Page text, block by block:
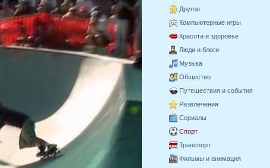
Другое
Компьютерные игры
Красота и здоровье
Люди и блоги
Музыка
Общество
Путешествия и события
Развлечения
Сериалы
Спорт
Транспорт
Фильмы и анимация